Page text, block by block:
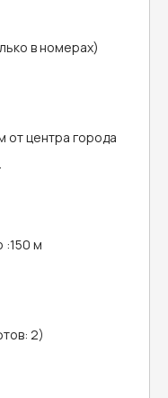
в номерах)
от центра города
:150 м
2)